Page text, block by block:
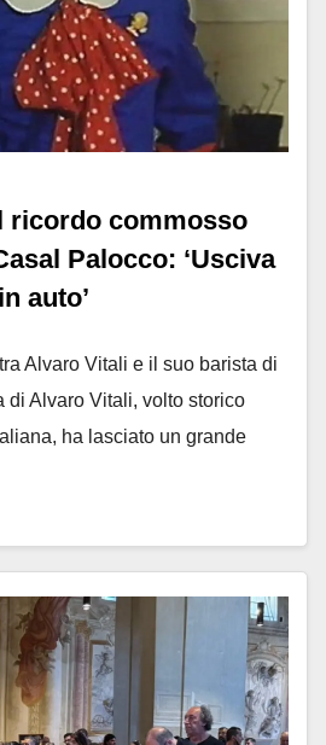
ricordo commosso
Palocco: ‘Usciva
auto’
Alvaro Vitali e il suo barista di
di Alvaro Vitali, volto storico
ha lasciato un grande